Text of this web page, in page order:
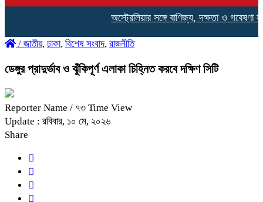
অস্ট্রেলিয়ার সঙ্গে বাণিজ্য, দক্ষতা ও গবেষণা
/ জাতীয়, ঢাকা, বিশেষ সংবাদ, রাজনীতি
ডেঙ্গুর প্রাদুর্ভাব ও ঝুঁকিপূর্ণ এলাকা চিহ্নিত করবে দক্ষিণ সিটি
Reporter Name / ৭৩ Time View
Update : রবিবার, ১০ মে, ২০২৬
Share